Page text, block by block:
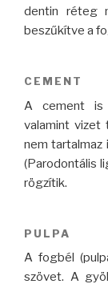
dentin réteg
beszűkítve a
CEMENT
A cement is
valamint vizet
nem tartalmaz
(Parodontális
rögzítik.
PULPA
A fogbél
szövet. A